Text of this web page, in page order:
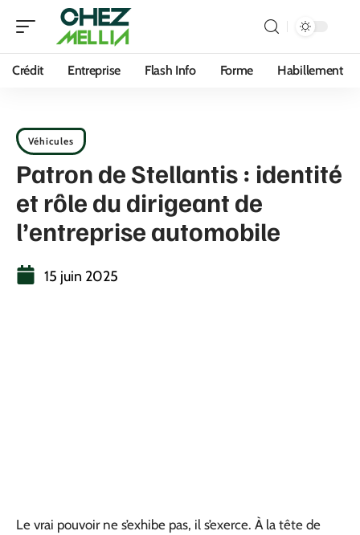
Crédit Entreprise Flash Info Forme Habillement
Véhicules
Patron de Stellantis : identité
et rôle du dirigeant de
l’entreprise automobile
15 juin 2025
Le vrai pouvoir ne s’exhibe pas, il s’exerce. À la tête de